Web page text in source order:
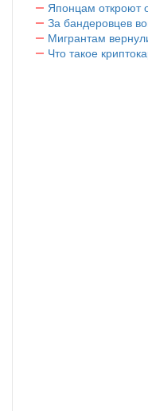
Японцам откроют
За бандеровцев
Мигрантам
Что такое